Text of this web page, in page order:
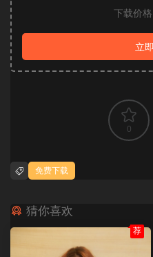
下载价格
立
0
免费下载
猜你喜欢
荐